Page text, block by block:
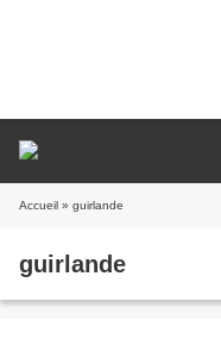
Accueil » guirlande
guirlande